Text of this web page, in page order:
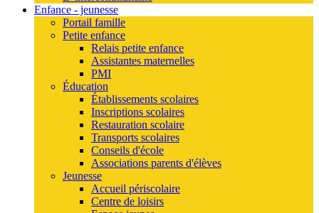
Enfance - jeunesse
Portail famille
Petite enfance
Relais petite enfance
Assistantes maternelles
PMI
Éducation
Établissements scolaires
Inscriptions scolaires
Restauration scolaire
Transports scolaires
Conseils d'école
Associations parents d'élèves
Jeunesse
Accueil périscolaire
Centre de loisirs